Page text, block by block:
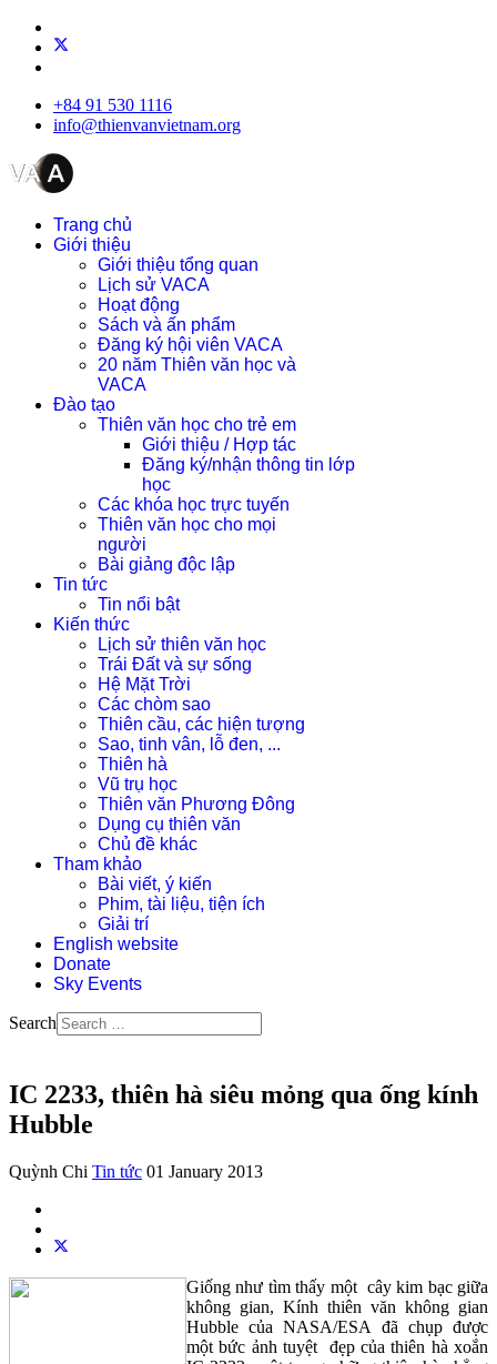
+84 91 530 1116
info@thienvanvietnam.org
Trang chủ
Giới thiệu
Giới thiệu tổng quan
Lịch sử VACA
Hoạt động
Sách và ấn phẩm
Đăng ký hội viên VACA
20 năm Thiên văn học và
VACA
Đào tạo
Thiên văn học cho trẻ em
Giới thiệu / Hợp tác
Đăng ký/nhận thông tin lớp
học
Các khóa học trực tuyến
Thiên văn học cho mọi
người
Bài giảng độc lập
Tin tức
Tin nổi bật
Kiến thức
Lịch sử thiên văn học
Trái Đất và sự sống
Hệ Mặt Trời
Các chòm sao
Thiên cầu, các hiện tượng
Sao, tinh vân, lỗ đen, ...
Thiên hà
Vũ trụ học
Thiên văn Phương Đông
Dụng cụ thiên văn
Chủ đề khác
Tham khảo
Bài viết, ý kiến
Phim, tài liệu, tiện ích
Giải trí
English website
Donate
Sky Events
Search
IC 2233, thiên hà siêu mỏng qua ống kính
Hubble
Quỳnh Chi Tin tức 01 January 2013
Giống như tìm thấy một cây kim bạc giữa
không gian, Kính thiên văn không gian
Hubble của NASA/ESA đã chụp được
một bức ảnh tuyệt đẹp của thiên hà xoắn